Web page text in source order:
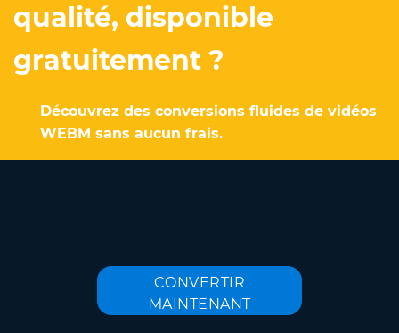
qualité, disponible
gratuitement ?
Découvrez des conversions fluides de vidéos
WEBM sans aucun frais.
CONVERTIR
MAINTENANT